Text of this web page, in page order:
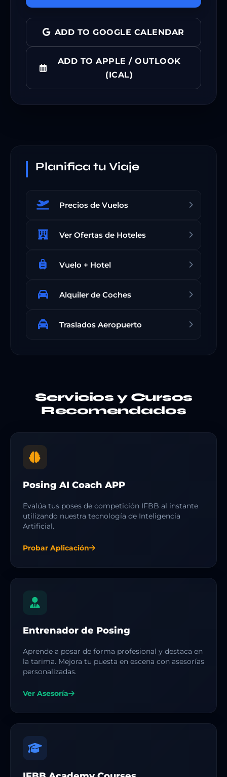
ADD TO GOOGLE CALENDAR
ADD TO APPLE / OUTLOOK
(ICAL)
Planifica tu Viaje
Precios de Vuelos
Ver Ofertas de Hoteles
Vuelo + Hotel
Alquiler de Coches
Traslados Aeropuerto
Servicios y Cursos
Recomendados
Posing AI Coach APP
Evalúa tus poses de competición IFBB al instante
utilizando nuestra tecnología de Inteligencia
Artificial.
Probar Aplicación
Entrenador de Posing
Aprende a posar de forma profesional y destaca en
la tarima. Mejora tu puesta en escena con asesorías
personalizadas.
Ver Asesoría